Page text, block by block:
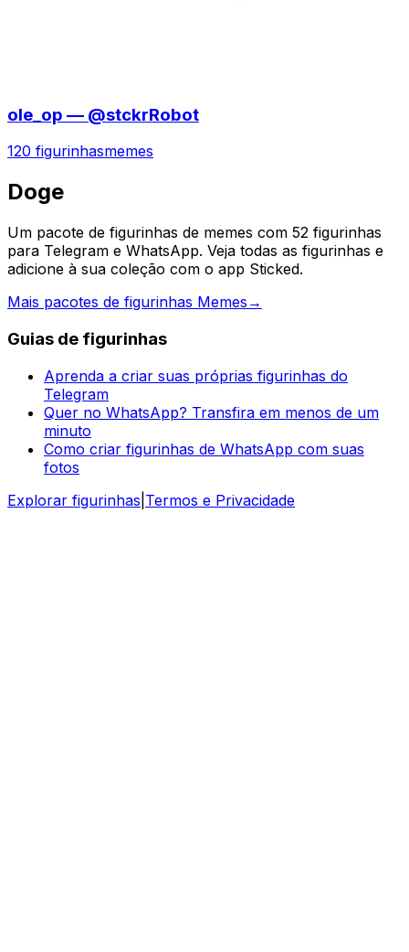
ole_op — @stckrRobot
120 figurinhasmemes
Doge
Um pacote de figurinhas de memes com 52 figurinhas
para Telegram e WhatsApp. Veja todas as figurinhas e
adicione à sua coleção com o app Sticked.
Mais pacotes de figurinhas Memes →
Guias de figurinhas
Aprenda a criar suas próprias figurinhas do
Telegram
Quer no WhatsApp? Transfira em menos de um
minuto
Como criar figurinhas de WhatsApp com suas
fotos
Explorar figurinhas Termos e Privacidade